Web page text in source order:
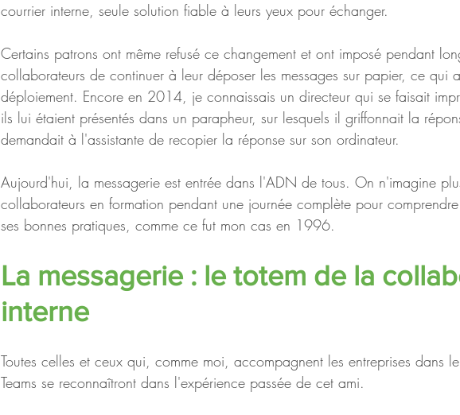
courrier interne, seule solution fiable à leurs yeux pour échanger.
Certains patrons ont même refusé ce changement et ont imposé pendant
collaborateurs de continuer à leur déposer les messages sur papier, ce qui
déploiement. Encore en 2014, je connaissais un directeur qui se faisait
ils lui étaient présentés dans un parapheur, sur lesquels il griffonnait la
demandait à l'assistante de recopier la réponse sur son ordinateur.
Aujourd'hui, la messagerie est entrée dans l'ADN de tous. On n'imagine
collaborateurs en formation pendant une journée complète pour
ses bonnes pratiques, comme ce fut mon cas en 1996.
La messagerie : le totem de la
interne
Toutes celles et ceux qui, comme moi, accompagnent les entreprises dans
Teams se reconnaîtront dans l'expérience passée de cet ami.